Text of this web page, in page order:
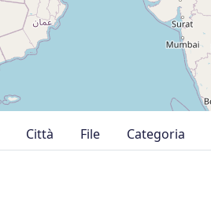
Città File Categoria